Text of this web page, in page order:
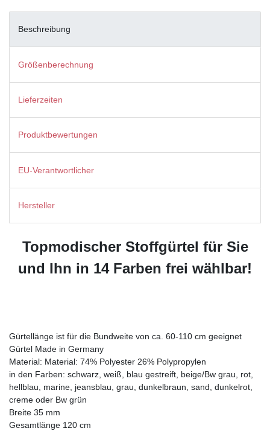
Beschreibung
Größenberechnung
Lieferzeiten
Produktbewertungen
EU-Verantwortlicher
Hersteller
Topmodischer Stoffgürtel für Sie
und Ihn in 14 Farben frei wählbar!
Gürtellänge ist für die Bundweite von ca. 60-110 cm geeignet
Gürtel Made in Germany
Material: Material: 74% Polyester 26% Polypropylen
in den Farben: schwarz, weiß, blau gestreift, beige/Bw grau, rot,
hellblau, marine, jeansblau, grau, dunkelbraun, sand, dunkelrot,
creme oder Bw grün
Breite 35 mm
Gesamtlänge 120 cm